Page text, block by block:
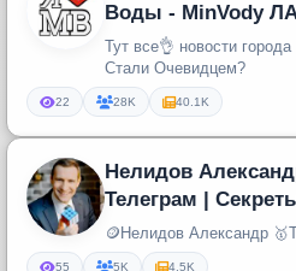
Воды - MinVody
Тут все👌 новости
Стали Очевидцем?
22 28K 40.1K
Нелидов
Телеграм |
Продвижение в
55 5K 4.5K